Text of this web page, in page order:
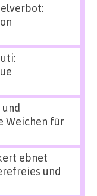
Weichen für
ebnet
und